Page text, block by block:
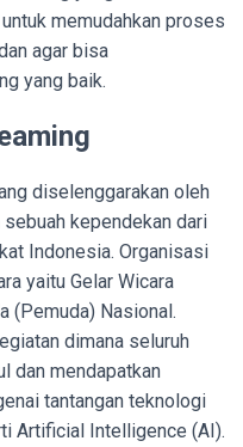
memudahkan proses
agar bisa
yang baik.
diselenggarakan oleh
kependekan dari
Indonesia. Organisasi
yaitu Gelar Wicara
(Pemuda) Nasional.
dimana seluruh
dan mendapatkan
tantangan teknologi
Artificial Intelligence (AI).